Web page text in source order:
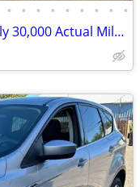
• • • • • • • • •
2008 Jeep Wrangler Sahara 2dr Only 30,000 Actual Miles Like New